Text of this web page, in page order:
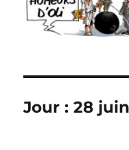
Jour :28